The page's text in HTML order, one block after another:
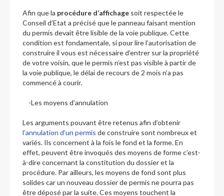
Afin que la procédure d’affichage soit respectée le
Conseil d’Etat a précisé que le panneau faisant mention
du permis devait être lisible de la voie publique. Cette
condition est fondamentale, si pour lire l’autorisation de
construire il vous est nécessaire d’entrer sur la propriété
de votre voisin, que le permis n’est pas visible à partir de
la voie publique, le délai de recours de 2 mois n’a pas
commencé à courir.
-Les moyens d’annulation
Les arguments pouvant être retenus afin d’obtenir
l’annulation d’un permis de construire sont nombreux et
variés. Ils concernent à la fois le fond et la forme. En
effet, peuvent être invoqués des moyens de forme c’est-
à-dire concernant la constitution du dossier et la
procédure. Par ailleurs, les moyens de fond sont plus
solides car un nouveau dossier de permis ne pourra pas
être déposé par la suite. Ces moyens touchent la